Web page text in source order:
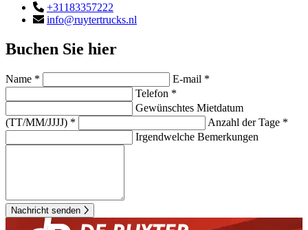
+31183357222
info@ruytertrucks.nl
Buchen Sie hier
Name *
E-mail *
Telefon *
Gewünschtes Mietdatum
(TT/MM/JJJJ) *
Anzahl der Tage *
Irgendwelche Bemerkungen
Nachricht senden